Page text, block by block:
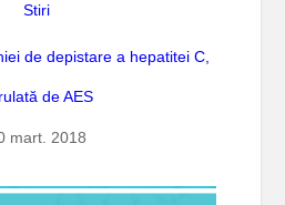
Stiri
de depistare a hepatitei C,
de AES
mart. 2018